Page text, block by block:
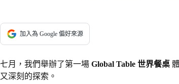
加入為 Google 偏好來源
七月，我們舉辦了第一場 Global Table 世界餐桌
又深刻的探索。